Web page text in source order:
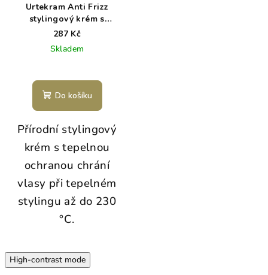
Urtekram Anti Frizz
stylingový krém s
tepelnou ochranou 75 ml
287 Kč
Skladem
Do košíku
Přírodní stylingový
krém s tepelnou
ochranou chrání
vlasy při tepelném
stylingu až do 230
°C.
High-contrast mode